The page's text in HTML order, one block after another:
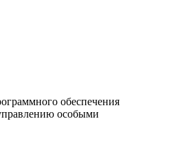
обеспечения
особыми